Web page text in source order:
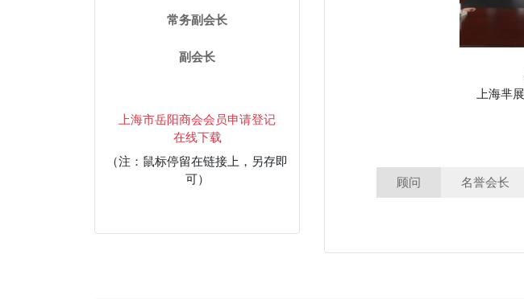
常务副会长
副会长
上海市岳阳商会会员申请登记
在线下载
（注：鼠标停留在链接上，另存即
可）
上海芈
顾问 名誉会长